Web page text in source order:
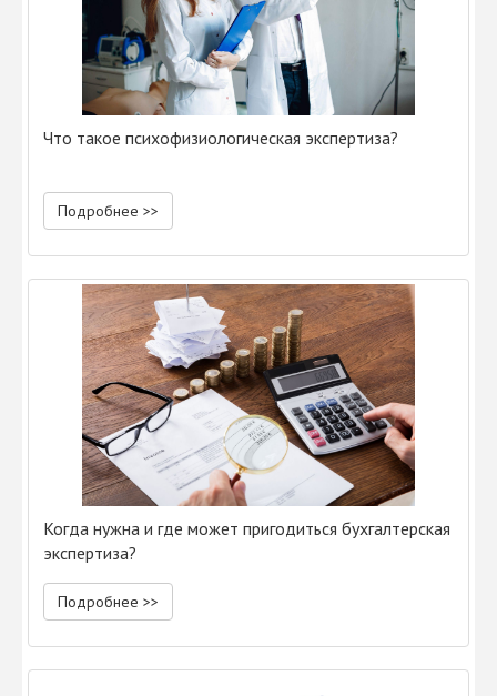
Что такое психофизиологическая экспертиза?
Подробнее >>
Когда нужна и где может пригодиться бухгалтерская
экспертиза?
Подробнее >>